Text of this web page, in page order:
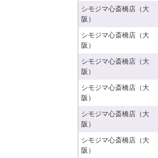
シモジマ心斎橋店（大
阪）
シモジマ心斎橋店（大
阪）
シモジマ心斎橋店（大
阪）
シモジマ心斎橋店（大
阪）
シモジマ心斎橋店（大
阪）
シモジマ心斎橋店（大
阪）